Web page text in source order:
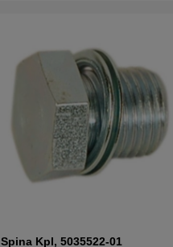
Spina Kpl, 5035522-01